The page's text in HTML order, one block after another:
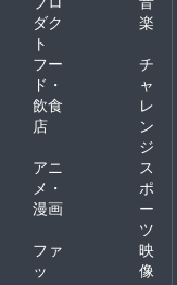
ダク
ト
楽
フー
ド・
飲食
店
チ
ャ
レ
ン
ジ
アニ
メ・
漫画
ス
ポ
ー
ツ
ファ
ッ
映
像